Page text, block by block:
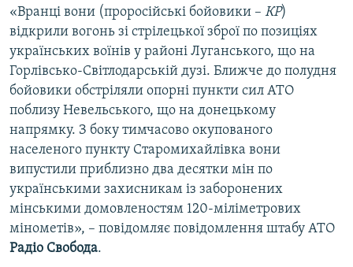
«Вранці вони (проросійські бойовики – КР)
відкрили вогонь зі стрілецької зброї по позиціях
українських воїнів у районі Луганського, що на
Горлівсько-Світлодарській дузі. Ближче до полудня
бойовики обстріляли опорні пункти сил АТО
поблизу Невельського, що на донецькому
напрямку. З боку тимчасово окупованого
населеного пункту Старомихайлівка вони
випустили приблизно два десятки мін по
українськими захисникам із заборонених
мінськими домовленостям 120-міліметрових
мінометів», – повідомляє повідомлення штабу АТО
Радіо Свобода.